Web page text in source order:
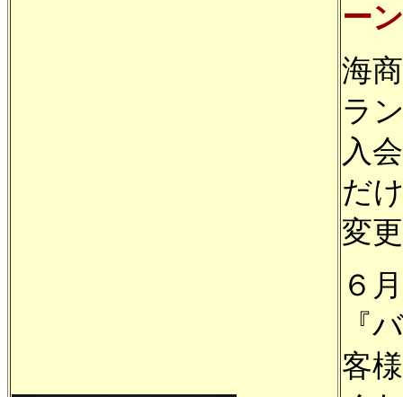
ー
海
ラ
入
だ
変
６
『
客